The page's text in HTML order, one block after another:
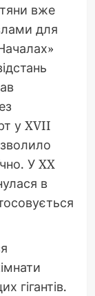
вже
для
у XVII
У XX
в
гігантів.